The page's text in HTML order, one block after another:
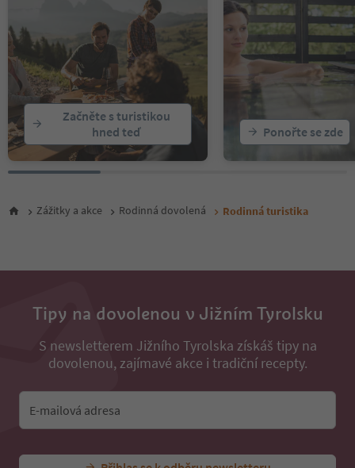
24
25
26
28
29
30
31
32
33
36
Začněte s turistikou
hned teď
Ponořte se zde
Zážitky a akce Rodinná dovolená Rodinná turistika
Tipy na dovolenou v Jižním Tyrolsku
S newsletterem Jižního Tyrolska získáš tipy na
dovolenou, zajímavé akce i tradiční recepty.
E-mailová adresa